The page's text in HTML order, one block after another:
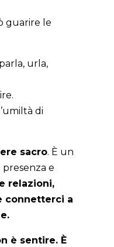
guarire le
urla,
di
sacro. È un
e
relazioni,
connetterci a
è sentire. È